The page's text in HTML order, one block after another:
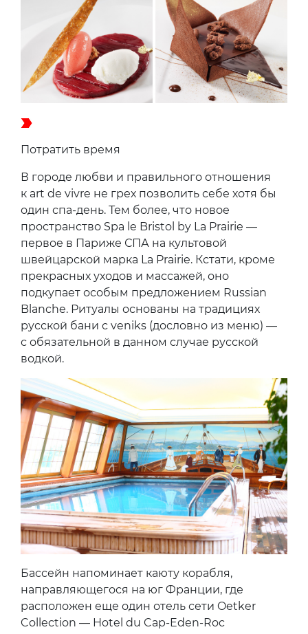
Потратить время
В городе любви и правильного отношения
к art de vivre не грех позволить себе хотя бы
один спа-день. Тем более, что новое
пространство Spa le Bristol by La Prairie —
первое в Париже СПА на культовой
швейцарской марка La Prairie. Кстати, кроме
прекрасных уходов и массажей, оно
подкупает особым предложением Russian
Blanche. Ритуалы основаны на традициях
русской бани с veniks (дословно из меню) —
с обязательной в данном случае русской
водкой.